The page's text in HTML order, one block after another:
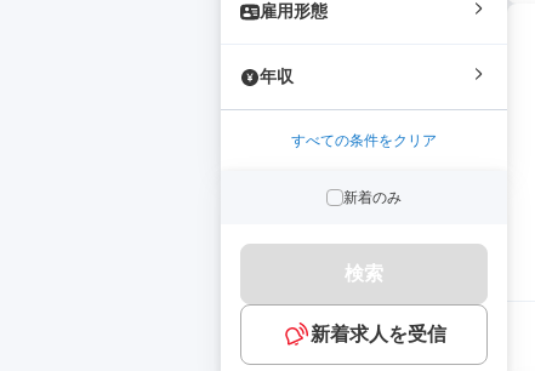
雇用形態
年収
すべての条件をクリア
新着のみ
検索
新着求人を受信